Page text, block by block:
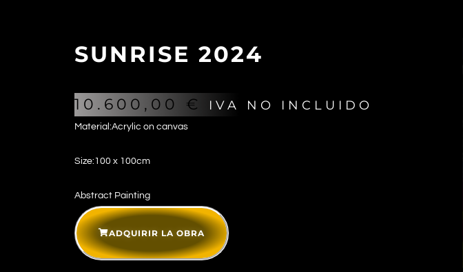
SUNRISE 2024
10.600,00 € IVA NO INCLUIDO
Material:Acrylic on canvas
Size:100 x 100cm
Abstract Painting
ADQUIRIR LA OBRA